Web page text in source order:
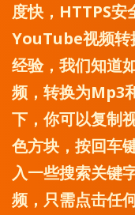
度快，HTTPS安
YouTube视频转
经验，我们知道
频，转换为Mp3
下，你可以复制
色方块，按回车
入一些搜索关键
频，只需点击任